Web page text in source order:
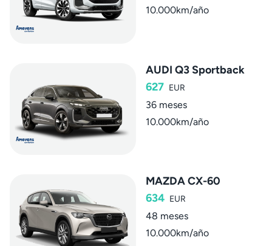
10.000km/año
AUDI Q3 Sportback
627 EUR
36 meses
10.000km/año
MAZDA CX-60
634 EUR
48 meses
10.000km/año